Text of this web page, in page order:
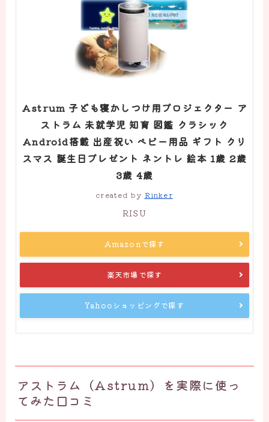
Astrum 子ども寝かしつけ用プロジェクター ア
ストラム 未就学児 知育 図鑑 クラシック
Android搭載 出産祝い ベビー用品 ギフト クリ
スマス 誕生日プレゼント ネントレ 絵本 1歳 2歳
3歳 4歳
created by Rinker
RISU
Amazonで探す
楽天市場で探す
Yahooショッピングで探す
アストラム（Astrum）を実際に使っ
てみた口コミ